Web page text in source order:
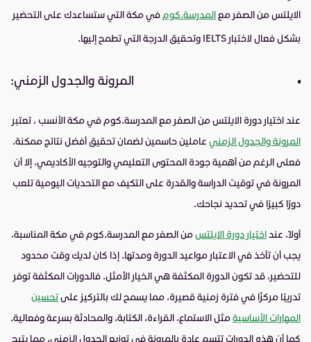
الايلتس من الصفر معالمدرسة.كوم في مكة التي ستساعدك على التحضير
بشكل فعال لاختبار IELTS وتحقيق الدرجة التي تطمح إليها.
المرونة والجدول الزمني:
عند اختيار دورة الايلتس من الصفر مع المدرسة.كوم في مكة الأنسب ، تعتبر
المرونة والجدول الزمني عاملين حاسمين لضمان تحقيق أفضل نتائج ممكنة.
فعلى الرغم من أهمية جودة المحتوى التعليمي والتوجيه الأكاديمي، إلا أن
المرونة في توقيت الدراسة والقدرة على التكيف مع التحديات اليومية تلعب
دورًا كبيرًا في تحديد نجاحك.
أولاً، عند اختيار دورة الايلتسمن الصفر مع المدرسة.كوم في مكة المناسبة،
يجب أن تأخذ في الاعتبار مواعيد الدورة ومدتها. إذا كان لديك وقت محدود
للتحضير، قد تكون الدورة المكثفة هي الخيار الأمثل. فالدورات المكثفة توفر
تدريبًا مركزًا في فترة زمنية قصيرة، مما يسمح لك بالتركيز علىتحسين
المهارات الأساسيةمثل الاستماع، القراءة، الكتابة، والمحادثة بسرعة وفعالية.
كما أن هذه الدورات تتسم عادة بالمرونة في توزيع الجدول الزمني، مما يتيح